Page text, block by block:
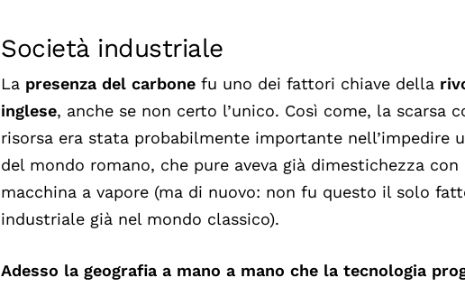
Società industriale
La presenza del carbone fu uno dei fattori chiave della
inglese, anche se non certo l’unico. Così come, la scarsa
risorsa era stata probabilmente importante nell’impedire
del mondo romano, che pure aveva già dimestichezza
macchina a vapore (ma di nuovo: non fu questo il solo
industriale già nel mondo classico).
Adesso la geografia a mano a mano che la tecnologia